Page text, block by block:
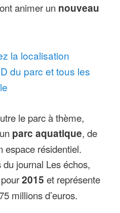
animer un nouveau
la localisation
du parc et tous les
le parc à thème,
parc aquatique, de
espace résidentiel.
journal Les échos,
pour2015 et représente
millions d’euros.